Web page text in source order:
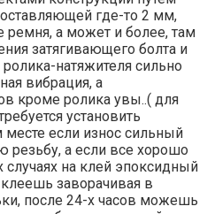
где-то 2 мм,
ремня, а может и более, там
затягивающего болта и
натяжителя сильно
вибрация, а
кроме ролика увы..( для
установить
если износ сильный
резьбу, а если все хорошо
случаях на клей эпоксидный
заворачивая в
после 24-х часов можешь